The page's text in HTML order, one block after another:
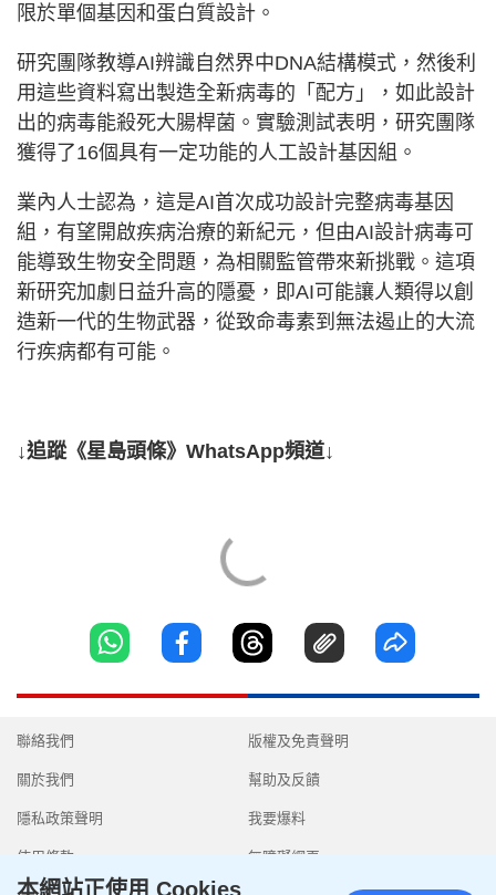
限於單個基因和蛋白質設計。
研究團隊教導AI辨識自然界中DNA結構模式，然後利
用這些資料寫出製造全新病毒的「配方」，如此設計
出的病毒能殺死大腸桿菌。實驗測試表明，研究團隊
獲得了16個具有一定功能的人工設計基因組。
業內人士認為，這是AI首次成功設計完整病毒基因
組，有望開啟疾病治療的新紀元，但由AI設計病毒可
能導致生物安全問題，為相關監管帶來新挑戰。這項
新研究加劇日益升高的隱憂，即AI可能讓人類得以創
造新一代的生物武器，從致命毒素到無法遏止的大流
行疾病都有可能。
↓追蹤《星島頭條》WhatsApp頻道↓
聯絡我們
關於我們
隱私政策聲明
使用條款
版權及免責聲明
幫助及反饋
我要爆料
無障礙網頁
本網站正使用 Cookies